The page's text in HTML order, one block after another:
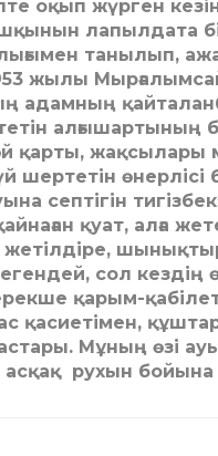
оқып жүр­ген
лапылдата
та­нылып,
жылы
адамның
алғышартының
қарты, жақ­сылары
шертетін өнерлісі
септігін
қуат, алға
сол
қарым-
қасиетімен,
Мұ­ның өзі
асқақ рухын бойына